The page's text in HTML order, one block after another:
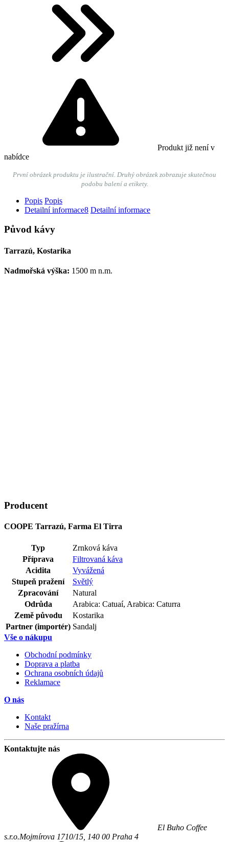
Produkt již není v
nabídce
První obrázek produktu je ilustrační. Druhý obrázek zobrazuje skutečnou
podobu balení a etikety.
Popis Popis
Detailní informace8 Detailní informace
Původ kávy
Tarrazú, Kostarika
Nadmořská výška: 1500 m n.m.
Producent
COOPE Tarrazú, Farma El Tirra
Typ
Zrnková káva
Příprava
Filtrovaná káva
Acidita
Vyvážená
Stupeň pražení
Světlý
Zpracování
Natural
Odrůda
Arabica: Catuaí, Arabica: Caturra
Země původu
Kostarika
Partner (importér) Sandalj
Vše o nákupu
Obchodní podmínky
Doprava a platba
Ochrana osobních údajů
Reklamace
O nás
Kontakt
Naše pražírna
Kontaktujte nás
El Buho Coffee
s.r.o.Mojmírova 1710/15, 140 00 Praha 4